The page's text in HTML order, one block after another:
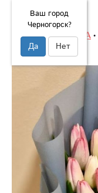
Ваш город
Черногорск?
Да Нет
Главная 8 МАРТА
притяжение»